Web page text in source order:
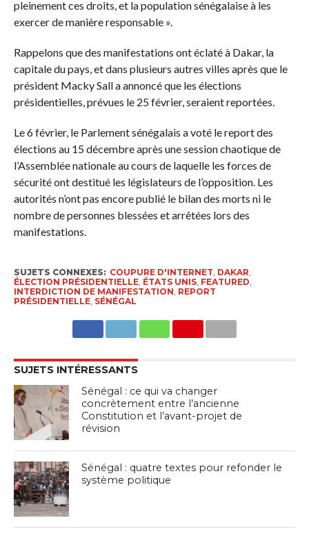
pleinement ces droits, et la population sénégalaise à les
exercer de manière responsable ».
Rappelons que des manifestations ont éclaté à Dakar, la
capitale du pays, et dans plusieurs autres villes après que le
président Macky Sall a annoncé que les élections
présidentielles, prévues le 25 février, seraient reportées.
Le 6 février, le Parlement sénégalais a voté le report des
élections au 15 décembre après une session chaotique de
l’Assemblée nationale au cours de laquelle les forces de
sécurité ont destitué les législateurs de l’opposition. Les
autorités n’ont pas encore publié le bilan des morts ni le
nombre de personnes blessées et arrêtées lors des
manifestations.
SUJETS CONNEXES: COUPURE D'INTERNET DAKAR
ÉLECTION PRÉSIDENTIELLE, ÉTATS UNIS, FEATURED
INTERDICTION DE MANIFESTATION REPORT
PRÉSIDENTIELLE, SÉNÉGAL
SUJETS INTÉRESSANTS
Sénégal : ce qui va changer
concrètement entre l’ancienne
Constitution et l’avant-projet de
révision
Sénégal : quatre textes pour refonder le
système politique